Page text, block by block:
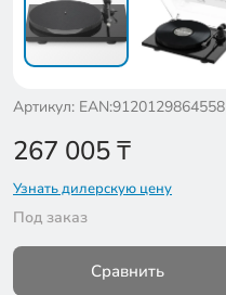
Артикул: EAN:9120129864558
267 005₸
Узнать дилерскую цену
Под заказ
Сравнить